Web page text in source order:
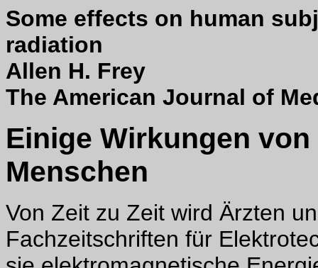
Some effects on human
radiation
Allen H. Frey
The American Journal of
Einige Wirkungen
Menschen
Von Zeit zu Zeit wird Ärzten
Fachzeitschriften für